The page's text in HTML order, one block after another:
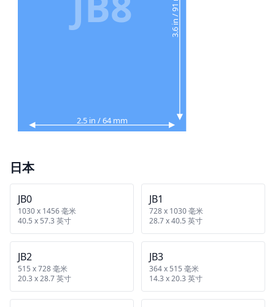
2.5 in / 64 mm
3.6 in / 91 mm
日本
JB0
1030 x 1456 毫米
40.5 x 57.3 英寸
JB1
728 x 1030 毫米
28.7 x 40.5 英寸
JB2
515 x 728 毫米
20.3 x 28.7 英寸
JB3
364 x 515 毫米
14.3 x 20.3 英寸